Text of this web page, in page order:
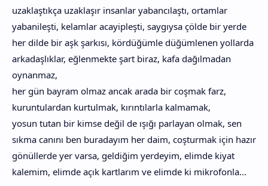
uzaklaştıkça uzaklaşır insanlar yabancılaştı, ortamlar
yabanileşti, kelamlar acayipleşti, saygıysa çölde bir yerde
her dilde bir aşk şarkısı, kördüğümle düğümlenen yollarda
arkadaşlıklar, eğlenmekte şart biraz, kafa dağılmadan
oynanmaz,
her gün bayram olmaz ancak arada bir coşmak farz,
kuruntulardan kurtulmak, kırıntılarla kalmamak,
yosun tutan bir kimse değil de ışığı parlayan olmak, sen
sıkma canını ben buradayım her daim, coşturmak için hazır
gönüllerde yer varsa, geldiğim yerdeyim, elimde kiyat
kalemim, elimde açık kartlarım ve elimde ki mikrofonla...